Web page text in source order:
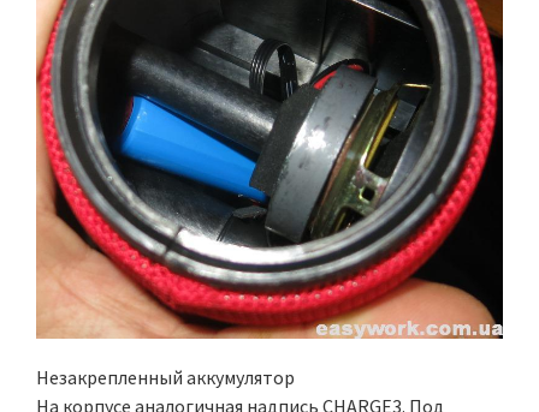
Незакрепленный аккумулятор
На корпусе аналогичная надпись CHARGE3. Под